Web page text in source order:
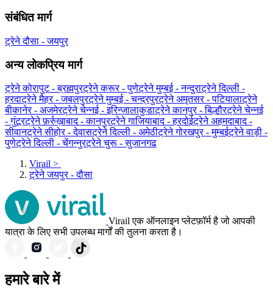
संबंधित मार्ग
ट्रेने दौसा - जयपुर
अन्य लोकप्रिय मार्ग
ट्रेने कोरापुट - ब्रह्मपुरट्रेने करूर - पुणेट्रेने मुम्बई - नन्दुराट्रेने दिल्ली -
हरदाट्रेने मैहर - जबलपुरट्रेने मुम्बई - चन्द्रपुरट्रेने अमृतसर - पटियालाट्रेने
बीकानेर - अजमेरट्रेने चेन्नई - इरिन्जालाकुडाट्रेने कानपुर - बिल्हौरट्रेने चेन्नई
- गुंटूरट्रेने फ़र्रुख़ाबाद - कानपुरट्रेने गाजियाबाद - हरदोईट्रेने अहमदाबाद -
सीवानट्रेने सीहोर - देवासट्रेने दिल्ली - अमेठीट्रेने गोरखपुर - मुम्बईट्रेने वाड़ी -
पुणेट्रेने दिल्ली - चेंगन्नुरट्रेने चुरू - सुजानगढ
Virail >
ट्रेने जयपुर - दौसा
Virail एक ऑनलाइन प्लेटफ़ॉर्म है जो आपकी
यात्रा के लिए सभी उपलब्ध मार्गों की तुलना करता है।
हमारे बारे में